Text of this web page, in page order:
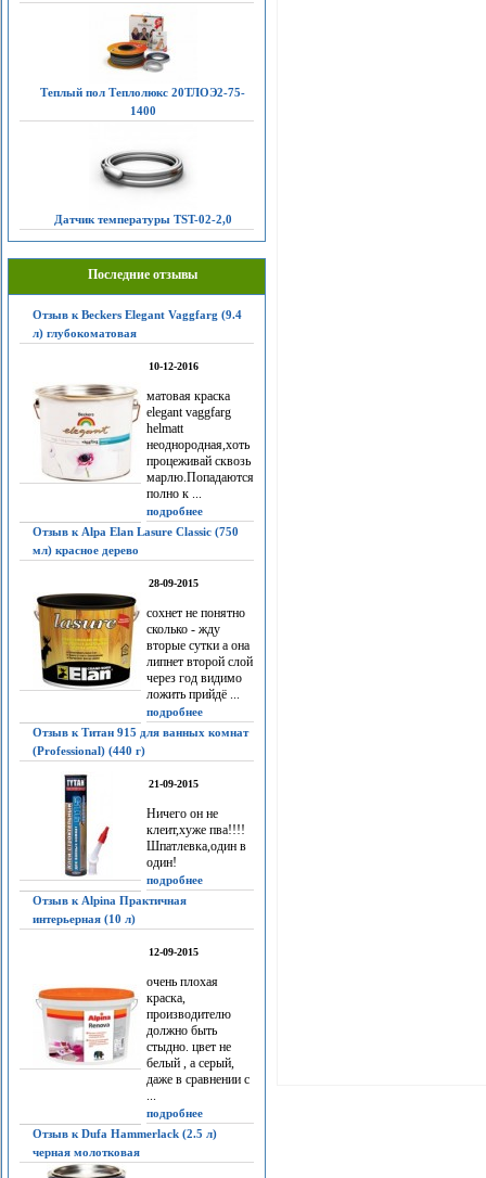
Теплый пол Теплолюкс 20ТЛОЭ2-75-
1400
Датчик температуры TST-02-2,0
Последние отзывы
Отзыв к Beckers Elegant Vaggfarg (9.4
л) глубокоматовая
10-12-2016
матовая краска
elegant vaggfarg
helmatt
неоднородная,хоть
процеживай сквозь
марлю.Попадаются
полно к ...
подробнее
Отзыв к Alpa Elan Lasure Classic (750
мл) красное дерево
28-09-2015
сохнет не понятно
сколько - жду
вторые сутки а она
липнет второй слой
через год видимо
ложить прийдё ...
подробнее
Отзыв к Титан 915 для ванных комнат
(Professional) (440 г)
21-09-2015
Ничего он не
клеит,хуже пва!!!!
Шпатлевка,один в
один!
подробнее
Отзыв к Alpina Практичная
интерьерная (10 л)
12-09-2015
очень плохая
краска,
производителю
должно быть
стыдно. цвет не
белый , а серый,
даже в сравнении с
...
подробнее
Отзыв к Dufa Hammerlack (2.5 л)
черная молотковая